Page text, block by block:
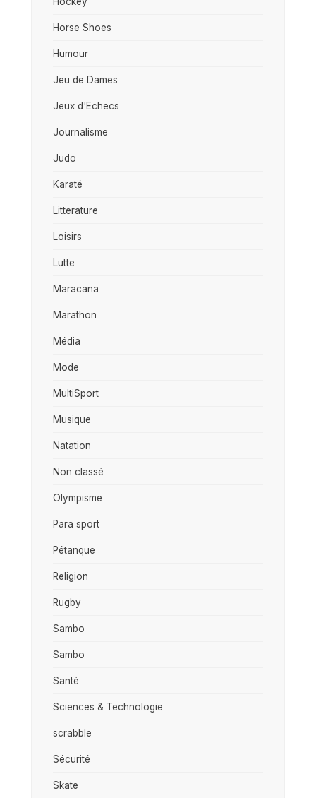
Horse Shoes
Humour
Jeu de Dames
Jeux d'Echecs
Journalisme
Judo
Karaté
Litterature
Loisirs
Lutte
Maracana
Marathon
Média
Mode
MultiSport
Musique
Natation
Non classé
Olympisme
Para sport
Pétanque
Religion
Rugby
Sambo
Sambo
Santé
Sciences & Technologie
scrabble
Sécurité
Skate